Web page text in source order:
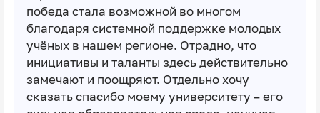
победа стала возможной во многом
благодаря системной поддержке молодых
учёных в нашем регионе. Отрадно, что
инициативы и таланты здесь действительно
замечают и поощряют. Отдельно хочу
сказать спасибо моему университету – его